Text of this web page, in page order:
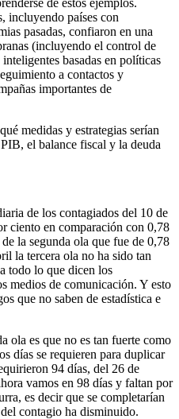
incluyendo países con
pasadas, confiaron en una
(incluyendo el control de
basadas en políticas
a contactos y
importantes de
medidas y estrategias serían
el balance fiscal y la deuda
de los contagiados del 10 de
ciento en comparación con 0,78
la segunda ola que fue de 0,78
la tercera ola no ha sido tan
todo lo que dicen los
medios de comunicación. Y esto
que no saben de estadística e
ola es que no es tan fuerte como
días se requieren para duplicar
94 días, del 26 de
vamos en 98 días y faltan por
es decir que se completarían
contagio ha disminuido.